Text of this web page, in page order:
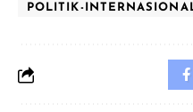
POLITIK-